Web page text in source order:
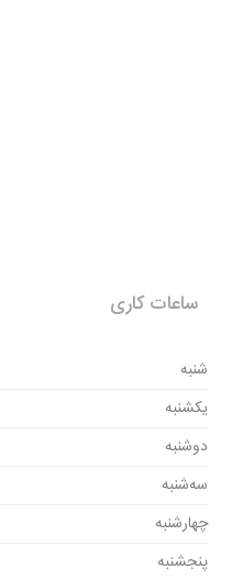
ساعات کاری
شنبه
یکشنبه
دوشنبه
سه‌شنبه
چهارشنبه
پنجشنبه